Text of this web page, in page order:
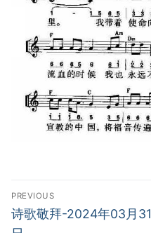
Post
navigation
PREVIOUS
Previous
post:
诗歌敬拜-2024年03月31